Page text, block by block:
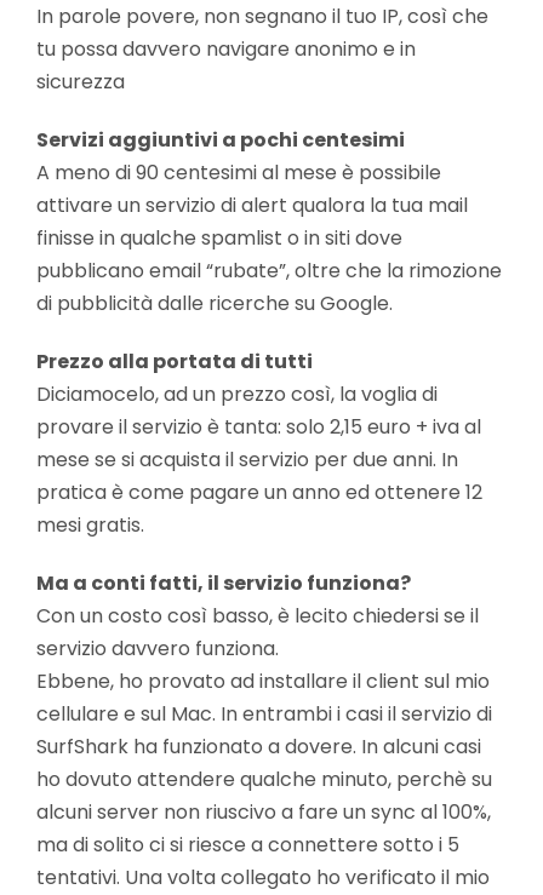
In parole povere, non segnano il tuo IP, così che
tu possa davvero navigare anonimo e in
sicurezza
Servizi aggiuntivi a pochi centesimi
A meno di 90 centesimi al mese è possibile
attivare un servizio di alert qualora la tua mail
finisse in qualche spamlist o in siti dove
pubblicano email “rubate”, oltre che la rimozione
di pubblicità dalle ricerche su Google.
Prezzo alla portata di tutti
Diciamocelo, ad un prezzo così, la voglia di
provare il servizio è tanta: solo 2,15 euro + iva al
mese se si acquista il servizio per due anni. In
pratica è come pagare un anno ed ottenere 12
mesi gratis.
Ma a conti fatti, il servizio funziona?
Con un costo così basso, è lecito chiedersi se il
servizio davvero funziona.
Ebbene, ho provato ad installare il client sul mio
cellulare e sul Mac. In entrambi i casi il servizio di
SurfShark ha funzionato a dovere. In alcuni casi
ho dovuto attendere qualche minuto, perchè su
alcuni server non riuscivo a fare un sync al 100%,
ma di solito ci si riesce a connettere sotto i 5
tentativi. Una volta collegato ho verificato il mio